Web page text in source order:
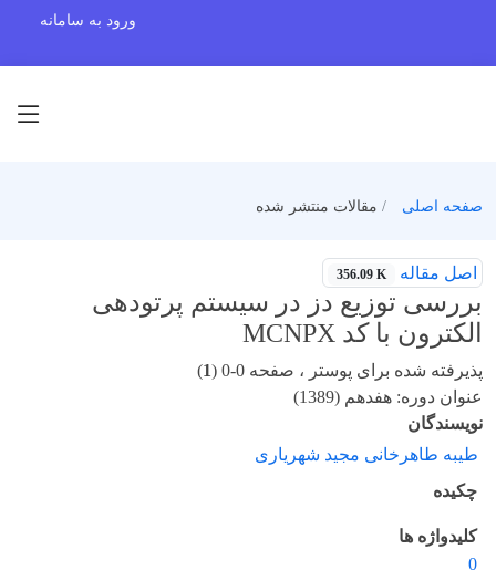
ورود به سامانه
صفحه اصلی مقالات منتشر شده
اصل مقاله 356.09 K
بررسی توزیع دز در سیستم پرتودهی
الکترون با کد MCNPX
پذیرفته شده برای پوستر ، صفحه 0-0 ( 1
)
عنوان دوره: هفدهم (1389)
نویسندگان
طیبه طاهرخانی مجید شهریاری
چکیده
کلیدواژه ها
0